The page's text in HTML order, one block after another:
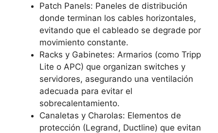
Patch Panels: Paneles de distribución
donde terminan los cables horizontales,
evitando que el cableado se degrade por
movimiento constante.
Racks y Gabinetes: Armarios (como Tripp
Lite o APC) que organizan switches y
servidores, asegurando una ventilación
adecuada para evitar el
sobrecalentamiento.
Canaletas y Charolas: Elementos de
protección (Legrand, Ductline) que evitan